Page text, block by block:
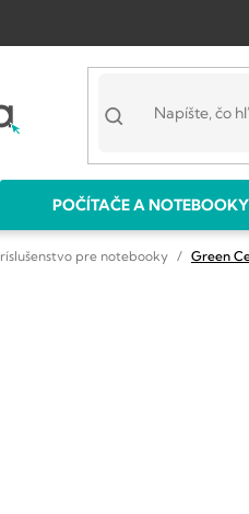
POČÍTAČE A NOTEBOOKY
Príslušenstvo pre notebooky Green